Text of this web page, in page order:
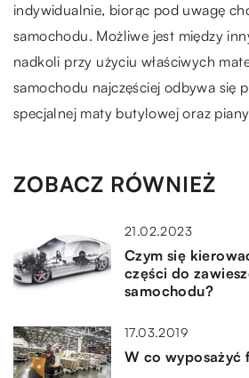
indywidualnie, biorąc pod uwagę
samochodu. Możliwe jest między
nadkoli przy użyciu właściwych
samochodu najczęściej odbywa się
specjalnej maty butylowej oraz
ZOBACZ RÓWNIEŻ
21.02.2023
Czym się
części do
samochodu?
17.03.2019
W co wyposażyć